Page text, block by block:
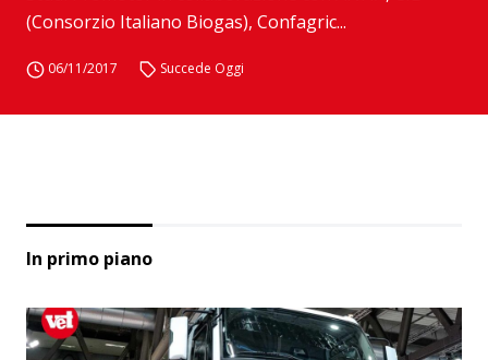
(Consorzio Italiano Biogas), Confagric...
06/11/2017 Succede Oggi
In primo piano